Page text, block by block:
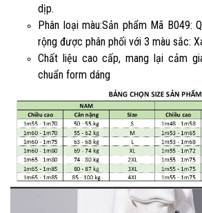
dịp.
Phân loại màu:Sản phẩm Mã B049:
rộng được phân phối với 3 màu sắc:
Chất liệu cao cấp, mang lại cảm
chuẩn form dáng